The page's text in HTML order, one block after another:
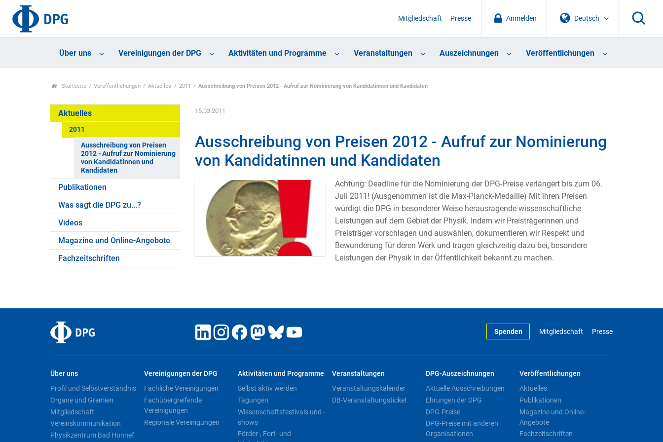
Deutsch
Anmelden
Mitgliedschaft Presse
Über uns Vereinigungen der DPG Aktivitäten und Programme Veranstaltungen Auszeichnungen Veröffentlichungen
Startseite Veröffentlichungen Aktuelles 2011 Ausschreibung von Preisen 2012 - Aufruf zur Nominierung von Kandidatinnen und Kandidaten
Aktuelles
2011
Ausschreibung von Preisen
2012 - Aufruf zur Nominierung
von Kandidatinnen und
Kandidaten
Publikationen
Was sagt die DPG zu...?
Videos
Magazine und Online-Angebote
Fachzeitschriften
15.03.2011
Ausschreibung von Preisen 2012 - Aufruf zur Nominierung
von Kandidatinnen und Kandidaten
Achtung: Deadline für die Nominierung der DPG-Preise verlängert bis zum 06.
Juli 2011! (Ausgenommen ist die Max-Planck-Medaille) Mit ihren Preisen
würdigt die DPG in besonderer Weise herausragende wissenschaftliche
Leistungen auf dem Gebiet der Physik. Indem wir Preisträgerinnen und
Preisträger vorschlagen und auswählen, dokumentieren wir Respekt und
Bewunderung für deren Werk und tragen gleichzeitig dazu bei, besondere
Leistungen der Physik in der Öffentlichkeit bekannt zu machen.
Spenden Mitgliedschaft Presse
Über uns
Profil und Selbstverständnis
Organe und Gremien
Mitgliedschaft
Vereinskommunikation
Physikzentrum Bad Honnef
Vereinigungen der DPG
Fachliche Vereinigungen
Fachübergreifende
Vereinigungen
Regionale Vereinigungen
Aktivitäten und Programme
Selbst aktiv werden
Tagungen
Wissenschaftsfestivals und -
shows
Förder-, Fort- und
Veranstaltungen
Veranstaltungskalender
DB-Veranstaltungsticket
DPG-Auszeichnungen
Aktuelle Ausschreibungen
Ehrungen der DPG
DPG-Preise
DPG-Preise mit anderen
Organisationen
Veröffentlichungen
Aktuelles
Publikationen
Magazine und Online-
Angebote
Fachzeitschriften